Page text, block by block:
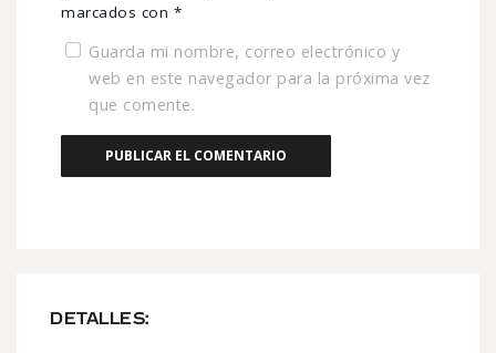
DETALLES:
marcados con *
Guarda mi nombre, correo electrónico y
web en este navegador para la próxima vez
que comente.